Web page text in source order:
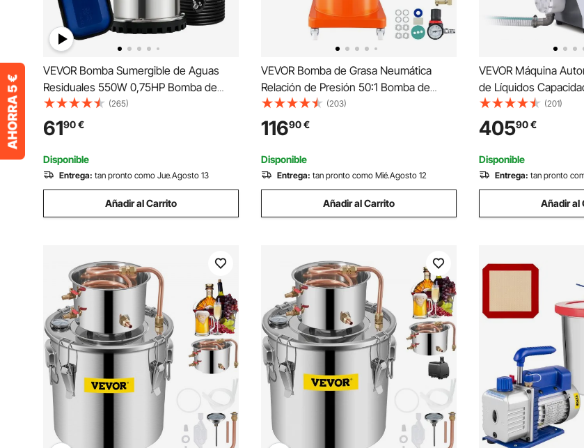
VEVOR Bomba Sumergible de Aguas
Residuales 550W 0,75HP Bomba de
Agua Sumergible Flujo Máximo de 158
L/min Bomba de Agua Sucia Elevación
Máxima de 7,5m para Bombear Agua de
Piscinas, Sótanos, Estanques
(265)
6190€
Disponible
Entrega: tan pronto como Jue.Agosto 13
Añadir al Carrito
VEVOR Bomba de Grasa Neumática
Relación de Presión 50:1 Bomba de
Cubo de Grasa Neumática de 20 L
Pistola de Grasa Bomba de Grasa con
Ruedas y Manguera de 4 m Boquilla de
360° Conexión NPT Estándar
(203)
11690€
Disponible
Entrega: tan pronto como Mié.Agosto 12
Añadir al Carrito
VEVOR Máquina
de Líquidos
5000 g Llenadora de
Peristáltica de Control
Leche, Agua, Vino,
Soja, Boquilla Única
(201)
40590€
Disponible
Entrega: tan pronto
Añadir al